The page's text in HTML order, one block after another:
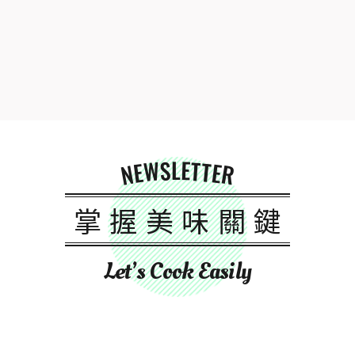
NEWSLETTER
掌握美味關鍵
Let’s Cook Easily